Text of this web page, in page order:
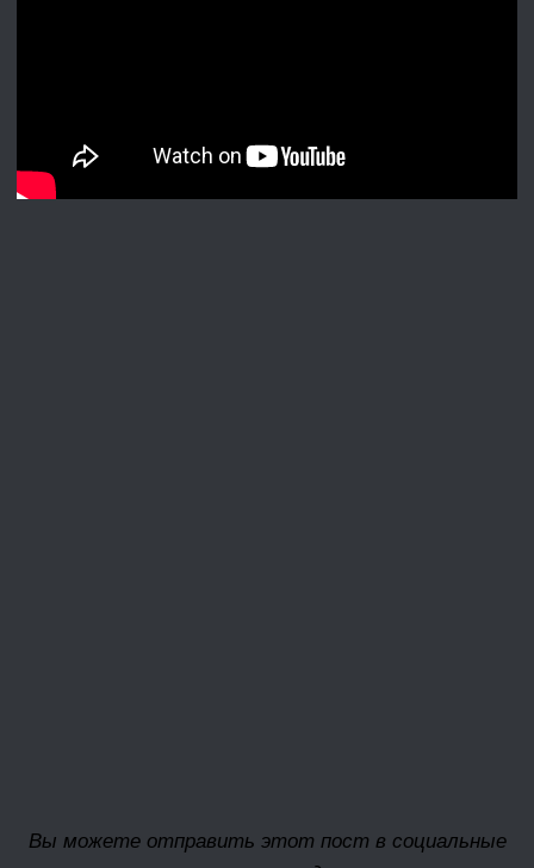
Вы можете отправить этот пост в социальные